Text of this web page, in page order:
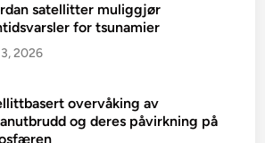
satellitter muliggjør
for tsunamier
2026
overvåking av
og deres påvirkning på